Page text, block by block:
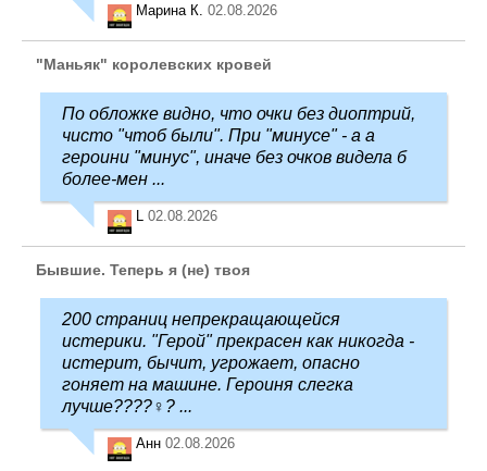
Марина К. 02.08.2026
"Маньяк" королевских кровей
По обложке видно, что очки без диоптрий,
чисто "чтоб были". При "минусе" - а а
героини "минус", иначе без очков видела б
более-мен ...
L 02.08.2026
Бывшие. Теперь я (не) твоя
200 страниц непрекращающейся
истерики. "Герой" прекрасен как никогда -
истерит, бычит, угрожает, опасно
гоняет на машине. Героиня слегка
лучше????‍♀️? ...
Анн 02.08.2026